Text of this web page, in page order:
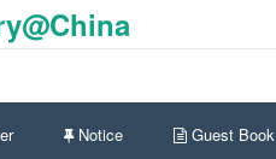
Notice Guest Book